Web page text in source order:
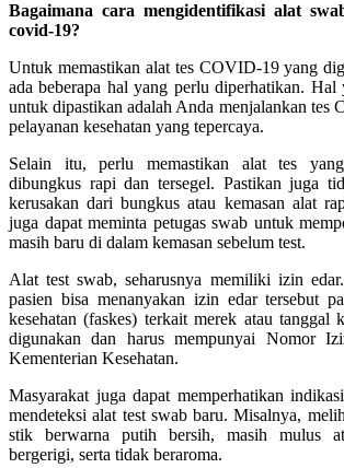
Bagaimana cara mengidentifikasi alat
covid-19?
Untuk memastikan alat tes COVID-19 yang
ada beberapa hal yang perlu diperhatikan.
untuk dipastikan adalah Anda menjalankan tes
pelayanan kesehatan yang tepercaya.
Selain itu, perlu memastikan alat tes
dibungkus rapi dan tersegel. Pastikan juga
kerusakan dari bungkus atau kemasan alat
juga dapat meminta petugas swab untuk
masih baru di dalam kemasan sebelum test.
Alat test swab, seharusnya memiliki izin
pasien bisa menanyakan izin edar tersebut
kesehatan (faskes) terkait merek atau tanggal
digunakan dan harus mempunyai Nomor
Kementerian Kesehatan.
Masyarakat juga dapat memperhatikan
mendeteksi alat test swab baru. Misalnya,
stik berwarna putih bersih, masih mulus
bergerigi, serta tidak beraroma.